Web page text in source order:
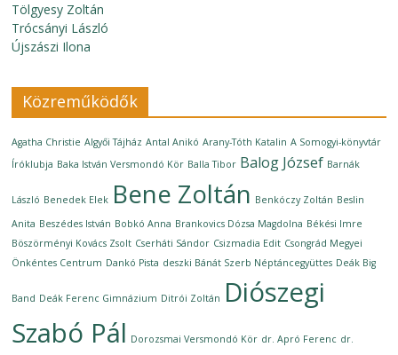
Tölgyesy Zoltán
Trócsányi László
Újszászi Ilona
Közreműködők
Agatha Christie Algyői Tájház Antal Anikó Arany-Tóth Katalin A Somogyi-könyvtár
Íróklubja Baka István Versmondó Kör Balla Tibor Balog József Barnák
László Benedek Elek Bene Zoltán Benkóczy Zoltán Beslin
Anita Beszédes István Bobkó Anna Brankovics Dózsa Magdolna Békési Imre
Böszörményi Kovács Zsolt Cserháti Sándor Csizmadia Edit Csongrád Megyei
Önkéntes Centrum Dankó Pista deszki Bánát Szerb Néptáncegyüttes Deák Big
Band Deák Ferenc Gimnázium Ditrói Zoltán Diószegi
Szabó Pál Dorozsmai Versmondó Kör dr. Apró Ferenc dr.